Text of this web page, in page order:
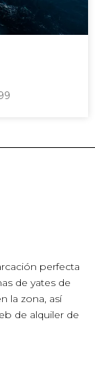
perfecta
de yates de
la zona, así
de alquiler de